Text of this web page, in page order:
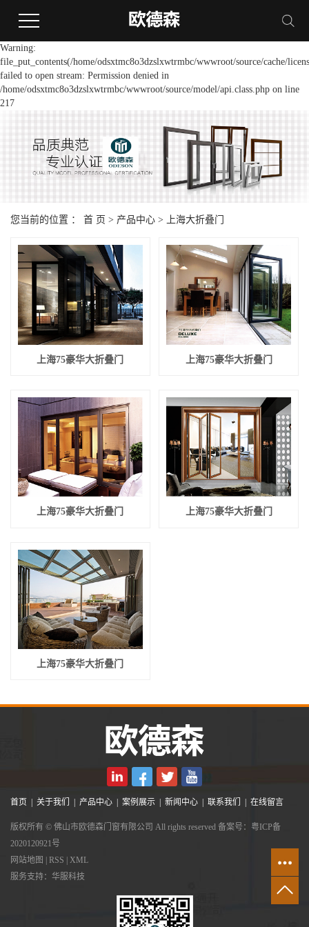
Warning:
file_put_contents(/home/odsxtmc8o3dzslxwtrmbc/wwwroot/source/cache/
failed to open stream: Permission denied in
/home/odsxtmc8o3dzslxwtrmbc/wwwroot/source/model/api.class.php on line
217
您当前的位置 ： 首 页 > 产品中心 > 上海大折叠门
上海75豪华大折叠门 上海75豪华大折叠门
上海75豪华大折叠门 上海75豪华大折叠门
上海75豪华大折叠门
首页 | 关于我们 | 产品中心 | 案例展示 | 新闻中心 | 联系我们 | 在线留言
版权所有 © 佛山市欧德森门窗有限公司 All rights reserved 备案号： 粤ICP备
2020120921号
网站地图 | RSS | XML
服务支持： 华服科技